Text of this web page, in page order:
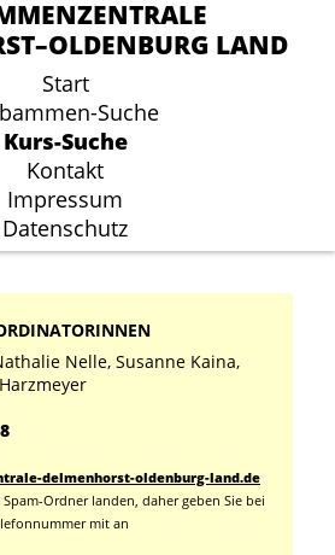
LAND
Start
Suche
Kurs-Suche
Kontakt
Impressum
Datenschutz
LAND
Start
Suche
Kurs-Suche
Kontakt
Impressum
Datenschutz
Nelle, Susanne Kaina,
delmenhorst-oldenburg-land.de
Ordner landen, daher geben Sie bei
mit an